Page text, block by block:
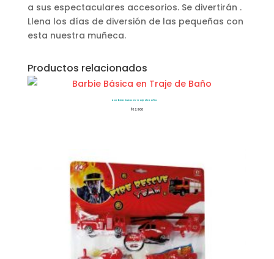
a sus espectaculares accesorios. Se divertirán .
Llena los días de diversión de las pequeñas con
esta nuestra muñeca.
Productos relacionados
Barbie Básica en Traje de Baño
$32.900